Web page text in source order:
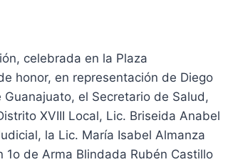
celebrada en la Plaza
honor, en representación de Diego
el Secretario de Salud,
XVIII Local, Lic. Briseida Anabel
la Lic. María Isabel Almanza
de Arma Blindada Rubén Castillo